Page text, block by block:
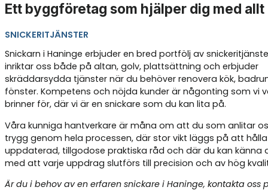
Ett byggföretag som hjälper dig med allt
SNICKERITJÄNSTER
Snickarn i Haninge erbjuder en bred portfölj av
inriktar oss både på altan, golv, plattsättning och erbjuder
skräddarsydda tjänster när du behöver renovera kök,
fönster. Kompetens och nöjda kunder är någonting som vi
brinner för, där vi är en snickare som du kan lita på.
Våra kunniga hantverkare är måna om att du som anlitar
trygg genom hela processen, där stor vikt läggs på att
uppdaterad, tillgodose praktiska råd och där du kan känna
med att varje uppdrag slutförs till precision och av hög
Är du i behov av en erfaren snickare i Haninge, kontakta oss